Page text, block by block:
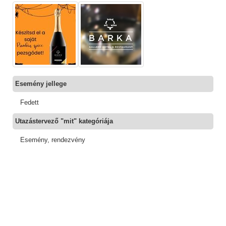
Esemény jellege
Fedett
Utazástervező "mit" kategóriája
Esemény, rendezvény